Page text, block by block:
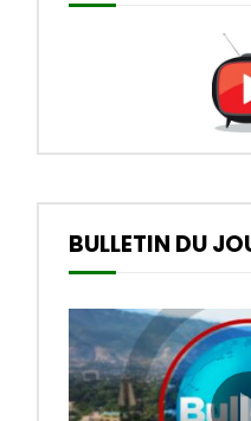
BULLETIN DU